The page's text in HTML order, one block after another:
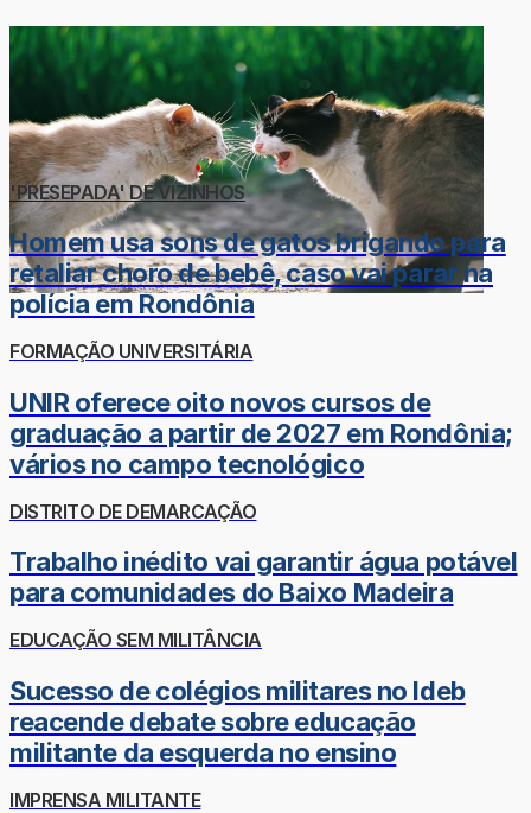
'PRESEPADA' DE VIZINHOS
Homem usa sons de gatos brigando para
retaliar choro de bebê, caso vai parar na
polícia em Rondônia
FORMAÇÃO UNIVERSITÁRIA
UNIR oferece oito novos cursos de
graduação a partir de 2027 em Rondônia;
vários no campo tecnológico
DISTRITO DE DEMARCAÇÃO
Trabalho inédito vai garantir água potável
para comunidades do Baixo Madeira
EDUCAÇÃO SEM MILITÂNCIA
Sucesso de colégios militares no Ideb
reacende debate sobre educação
militante da esquerda no ensino
IMPRENSA MILITANTE